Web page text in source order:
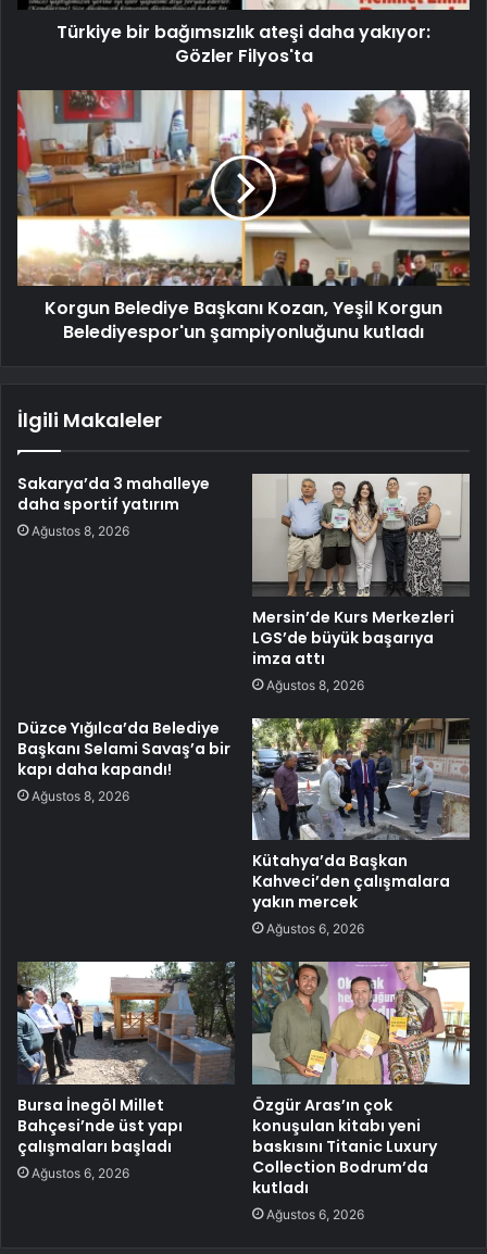
Türkiye bir bağımsızlık ateşi daha yakıyor:
Gözler Filyos'ta
Korgun Belediye Başkanı Kozan, Yeşil Korgun
Belediyespor'un şampiyonluğunu kutladı
İlgili Makaleler
Sakarya’da 3 mahalleye
daha sportif yatırım
Ağustos 8, 2026
Mersin’de Kurs Merkezleri
LGS’de büyük başarıya
imza attı
Ağustos 8, 2026
Düzce Yığılca’da Belediye
Başkanı Selami Savaş’a bir
kapı daha kapandı!
Ağustos 8, 2026
Kütahya’da Başkan
Kahveci’den çalışmalara
yakın mercek
Ağustos 6, 2026
Bursa İnegöl Millet
Bahçesi’nde üst yapı
çalışmaları başladı
Ağustos 6, 2026
Özgür Aras’ın çok
konuşulan kitabı yeni
baskısını Titanic Luxury
Collection Bodrum’da
kutladı
Ağustos 6, 2026